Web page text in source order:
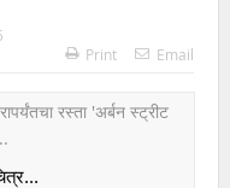
Print Email